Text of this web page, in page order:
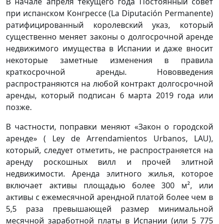
при испанском Конгрессе (La Diputación Permanente)
ратифицированный королевский указ, который
существенно меняет законы о долгосрочной аренде
недвижимого имущества в Испании и даже вносит
некоторые заметные изменения в правила
краткосрочной аренды. Нововведения
распространяются на любой контракт долгосрочной
аренды, который подписан 6 марта 2019 года или
позже.
В частности, поправки меняют «Закон о городской
аренде» ( Ley de Arrendamientos Urbanos, LAU),
который, следует отметить, не распространяется на
аренду роскошных вилл и прочей элитной
недвижимости. Аренда элитного жилья, которое
включает активы площадью более 300 м², или
активы с ежемесячной арендной платой более чем в
5,5 раза превышающей размер минимальной
месячной заработной платы в Испании (или 5 775